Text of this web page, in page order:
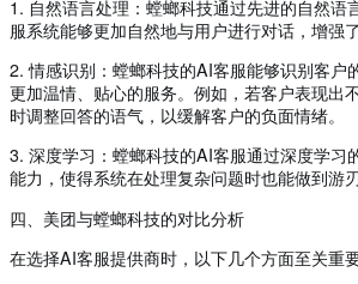
1. 自然语言处理：螳螂科技通过先进的自然语
服系统能够更加自然地与用户进行对话，增强
2. 情感识别：螳螂科技的AI客服能够识别客户
更加温情、贴心的服务。例如，若客户表现出
时调整回答的语气，以缓解客户的负面情绪。
3. 深度学习：螳螂科技的AI客服通过深度学习
能力，使得系统在处理复杂问题时也能做到游刃
四、美团与螳螂科技的对比分析
在选择AI客服提供商时，以下几个方面至关重